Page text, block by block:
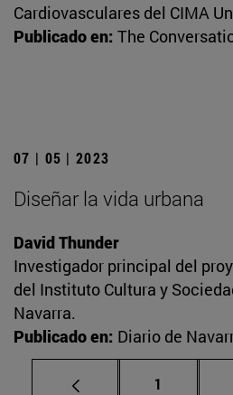
Cardiovasculares del CIMA
Publicado en: The
07 | 05 | 2023
Diseñar la vida urbana
David Thunder
Investigador principal del
del Instituto Cultura y
Navarra.
Publicado en: Diario de
Página
1